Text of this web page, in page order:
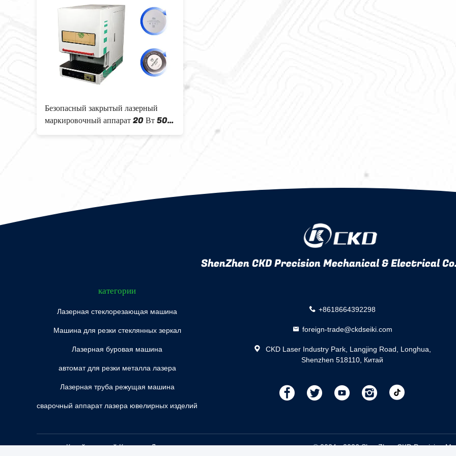
Безопасный закрытый лазерный
маркировочный аппарат 20 Вт 50
Вт Легко работать
ShenZhen CKD Precision Mechanical & Electrical
категории
Лазерная стеклорезающая машина
Машина для резки стеклянных зеркал
Лазерная буровая машина
автомат для резки металла лазера
Лазерная труба режущая машина
сварочный аппарат лазера ювелирных изделий
+8618664392298
foreign-trade@ckdseiki.com
CKD Laser Industry Park, Langjing Road, Longhua,
Shenzhen 518110, Китай
述
述
述
述
Китай хороший Качество Лазерная стеклорезающая машина поставщик. © 2024 - 2026 ShenZhen CKD Precision